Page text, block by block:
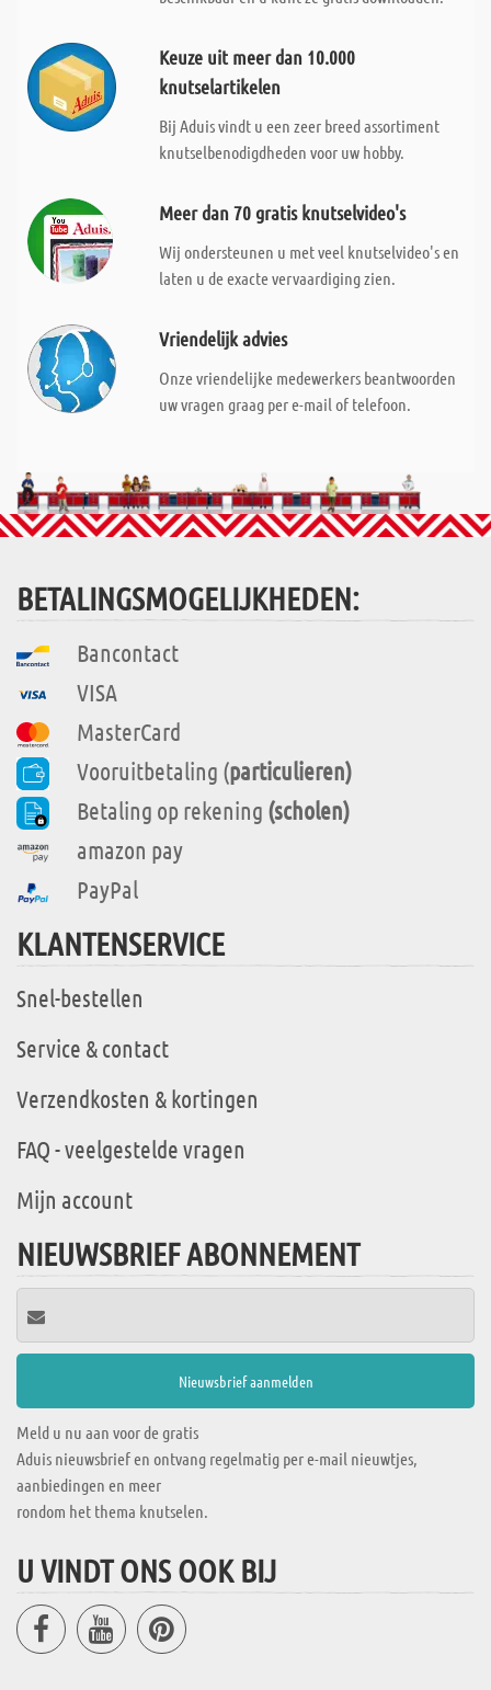
Keuze uit meer dan 10.000
knutselartikelen
Bij Aduis vindt u een zeer breed assortiment
knutselbenodigdheden voor uw hobby.
Meer dan 70 gratis knutselvideo's
Wij ondersteunen u met veel knutselvideo's en
laten u de exacte vervaardiging zien.
Vriendelijk advies
Onze vriendelijke medewerkers beantwoorden
uw vragen graag per e-mail of telefoon.
BETALINGSMOGELIJKHEDEN:
Bancontact
VISA
MasterCard
Vooruitbetaling (particulieren)
Betaling op rekening (scholen)
amazon pay
PayPal
KLANTENSERVICE
Snel-bestellen
Service & contact
Verzendkosten & kortingen
FAQ - veelgestelde vragen
Mijn account
NIEUWSBRIEF ABONNEMENT
Meld u nu aan voor de gratis
Aduis nieuwsbrief en ontvang regelmatig per e-mail nieuwtjes,
aanbiedingen en meer
rondom het thema knutselen.
U VINDT ONS OOK BIJ